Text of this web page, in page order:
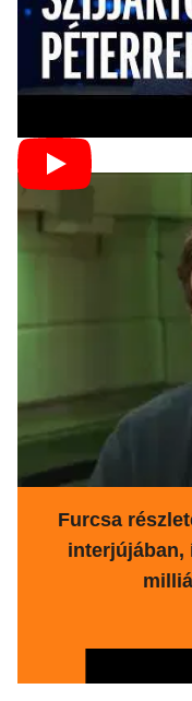
Furcsa
interjújában,